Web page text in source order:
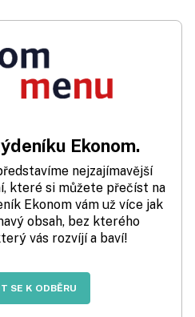
Ekonom.
nejzajímavější
které si můžete přečíst na
Ekonom vám už více jak
obsah, bez kterého
vás rozvíjí a baví!
SE K ODBĚRU